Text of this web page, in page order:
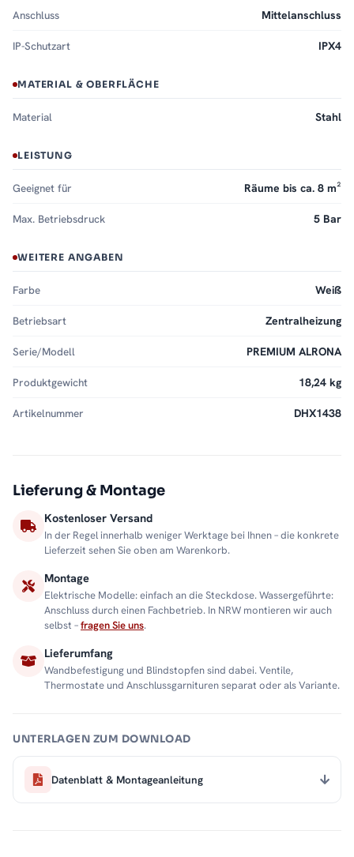
Anschluss Mittelanschluss
IP-Schutzart IPX4
MATERIAL & OBERFLÄCHE
Material Stahl
LEISTUNG
Geeignet für Räume bis ca. 8 m²
Max. Betriebsdruck 5 Bar
WEITERE ANGABEN
Farbe Weiß
Betriebsart Zentralheizung
Serie/Modell PREMIUM ALRONA
Produktgewicht 18,24 kg
Artikelnummer DHX1438
Lieferung & Montage
Kostenloser Versand
In der Regel innerhalb weniger Werktage bei Ihnen – die konkrete
Lieferzeit sehen Sie oben am Warenkorb.
Montage
Elektrische Modelle: einfach an die Steckdose. Wassergeführte:
Anschluss durch einen Fachbetrieb. In NRW montieren wir auch
selbst –fragen Sie uns.
Lieferumfang
Wandbefestigung und Blindstopfen sind dabei. Ventile,
Thermostate und Anschlussgarnituren separat oder als Variante.
UNTERLAGEN ZUM DOWNLOAD
Datenblatt & Montageanleitung